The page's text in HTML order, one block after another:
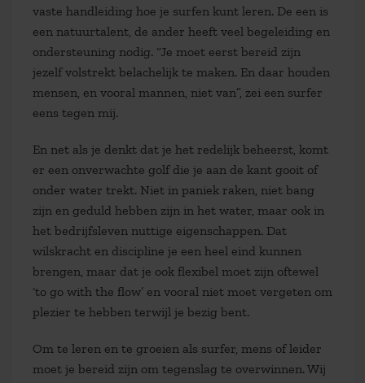
vaste handleiding hoe je surfen kunt leren. De een is
een natuurtalent, de ander heeft veel begeleiding en
ondersteuning nodig. “Je moet eerst bereid zijn
jezelf volstrekt belachelijk te maken. En daar houden
mensen, en vooral mannen, niet van”, zei een surfer
eens tegen mij.
En net als je denkt dat je het redelijk beheerst, komt
er een onverwachte golf die je aan de kant gooit of
onder water trekt. Niet in paniek raken, niet bang
zijn en geduld hebben zijn in het water, maar ook in
het bedrijfsleven nuttige eigenschappen. Dat
wilskracht en discipline je een heel eind kunnen
brengen, maar dat je ook flexibel moet zijn oftewel
‘to go with the flow’ en vooral niet moet vergeten om
plezier te hebben terwijl je bezig bent.
Om te leren en te groeien als surfer, mens of leider
moet je bereid zijn om tegenslag te overwinnen. Wij